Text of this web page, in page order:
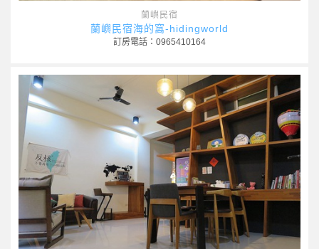
蘭嶼民宿
蘭嶼民宿海的窩-hidingworld
訂房電話：0965410164